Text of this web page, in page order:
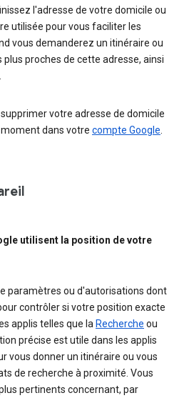
l'adresse de votre domicile ou
utilisée pour vous faciliter les
vous demanderez un itinéraire ou
proches de cette adresse, ainsi
votre adresse de domicile
dans votre compte Google
utilisent la position de votre
paramètres ou d'autorisations dont
contrôler si votre position exacte
applis telles que la Recherche ou
précise est utile dans les applis
vous donner un itinéraire ou vous
de recherche à proximité. Vous
pertinents concernant, par